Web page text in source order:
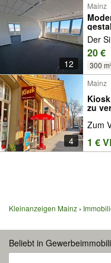
12
Mainz
Der
20 €
300
4
Mainz
zu
Zum
1 €
Kleinanzeigen Mainz
Beliebt in